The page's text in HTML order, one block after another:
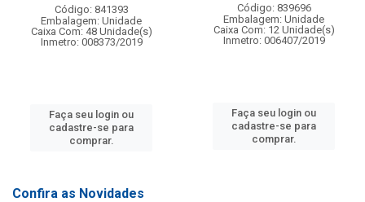
Código: 841393
Embalagem: Unidade
Caixa Com: 48 Unidade(s)
Inmetro: 008373/2019
Faça seu login ou
cadastre-se para
comprar.
Código: 839696
Embalagem: Unidade
Caixa Com: 12 Unidade(s)
Inmetro: 006407/2019
Faça seu login ou
cadastre-se para
comprar.
Confira as Novidades